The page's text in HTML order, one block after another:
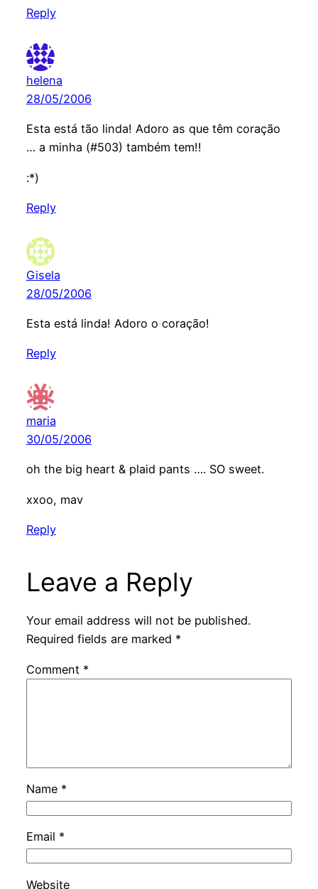
Reply
helena
28/05/2006
Esta está tão linda! Adoro as que têm coração
… a minha (#503) também tem!!
:*)
Reply
Gisela
28/05/2006
Esta está linda! Adoro o coração!
Reply
maria
30/05/2006
oh the big heart & plaid pants …. SO sweet.
xxoo, mav
Reply
Leave a Reply
Your email address will not be published.
Required fields are marked *
Comment *
Name *
Email *
Website